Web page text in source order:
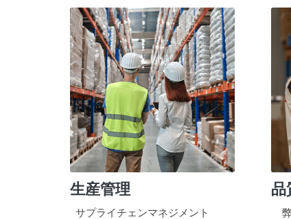
生産管理
サプライチェンマネジメント
品
弊